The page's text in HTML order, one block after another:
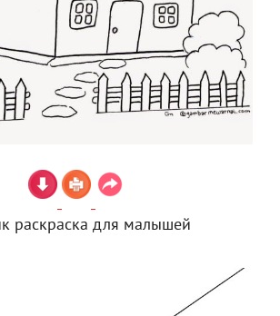
раскраска для малышей